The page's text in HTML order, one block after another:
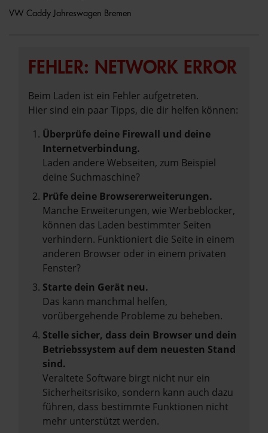
VW Caddy Jahreswagen Bremen
FEHLER: NETWORK ERROR
Beim Laden ist ein Fehler aufgetreten.
Hier sind ein paar Tipps, die dir helfen können:
Überprüfe deine Firewall und deine
Internetverbindung.
Laden andere Webseiten, zum Beispiel
deine Suchmaschine?
Prüfe deine Browsererweiterungen.
Manche Erweiterungen, wie Werbeblocker,
können das Laden bestimmter Seiten
verhindern. Funktioniert die Seite in einem
anderen Browser oder in einem privaten
Fenster?
Starte dein Gerät neu.
Das kann manchmal helfen,
vorübergehende Probleme zu beheben.
Stelle sicher, dass dein Browser und dein
Betriebssystem auf dem neuesten Stand
sind.
Veraltete Software birgt nicht nur ein
Sicherheitsrisiko, sondern kann auch dazu
führen, dass bestimmte Funktionen nicht
mehr unterstützt werden.